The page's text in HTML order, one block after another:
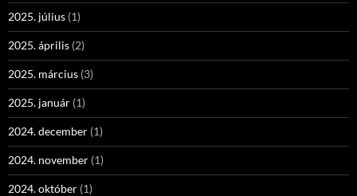
2025. július (1)
2025. április (2)
2025. március (3)
2025. január (1)
2024. december (1)
2024. november (1)
2024. október (1)